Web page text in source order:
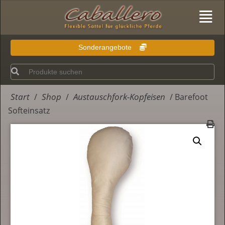
Sonderangebote
Start / Shop / Austauschfork-Kopfeisen / Barefoot
Softeinsatz